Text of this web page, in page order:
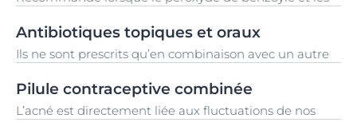
un dérivé du rétinol ou de la vitamine A.
attendus ou si des effets secondaires négatifs ont été
observés lors de leur utilisation. Également
recommandé pour la peau particulièrement sensible à
Antibiotiques topiques et oraux
Ils ne sont prescrits qu’en combinaison avec un autre
résistance bactérienne, réduire la croissance des
bactéries P. acnes et aider à prévenir les infections
cutanées. Les antibiotiques topiques s’appliquent
Pilule contraceptive combinée
L’acné est directement liée aux fluctuations de nos